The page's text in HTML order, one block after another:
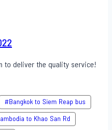
to deliver the quality service!
#Bangkok to Siem Reap bus
to Khao San​ Rd